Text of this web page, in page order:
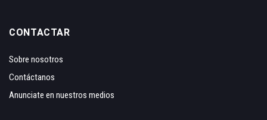
CONTACTAR
Sobre nosotros
Contáctanos
Anunciate en nuestros medios